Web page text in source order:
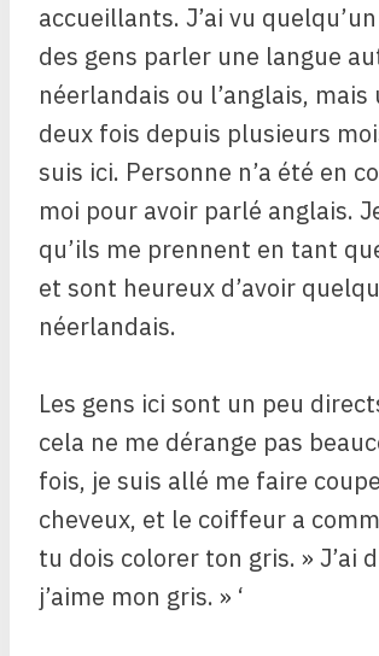
accueillants. J’ai vu
des gens parler une langue
néerlandais ou l’anglais, mais
deux fois depuis plusieurs
suis ici. Personne n’a été en
moi pour avoir parlé anglais.
qu’ils me prennent en tant
et sont heureux d’avoir
néerlandais.
Les gens ici sont un peu
cela ne me dérange pas
fois, je suis allé me faire
cheveux, et le coiffeur a
tu dois colorer ton gris. » J’ai
j’aime mon gris. » ‘